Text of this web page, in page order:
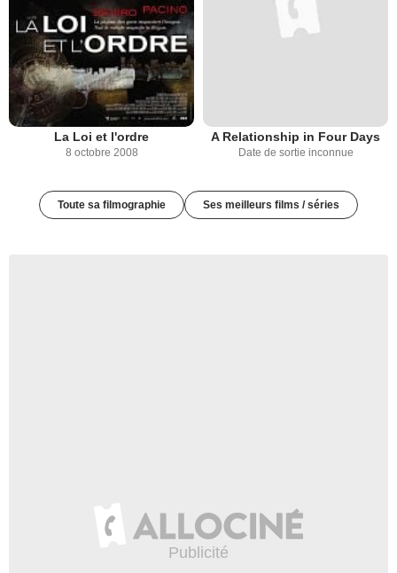
La Loi et l'ordre
8 octobre 2008
A Relationship in Four Days
Date de sortie inconnue
Toute sa filmographie Ses meilleurs films / séries